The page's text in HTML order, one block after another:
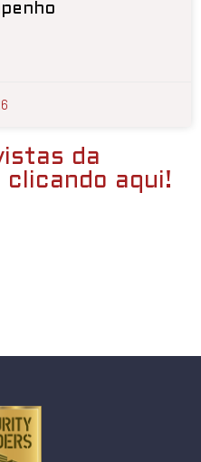
da
clicando aqui!